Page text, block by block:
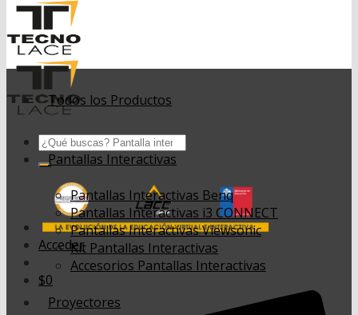
Buscar
por:
Acceder
$0
Todos los Productos
Pantallas Interactivas
Pantallas Interactivas Benq
Pantallas Interactivas i3 CONNECT
Pantallas Interactivas Viewsonic
Kit Pantallas Interactivas
Accesorios Pantallas Interactivas
Proyectores